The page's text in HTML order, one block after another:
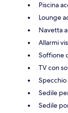
Piscina
Lounge
Navetta
Allarmi
Soffione
TV con
Sedile
Sedile